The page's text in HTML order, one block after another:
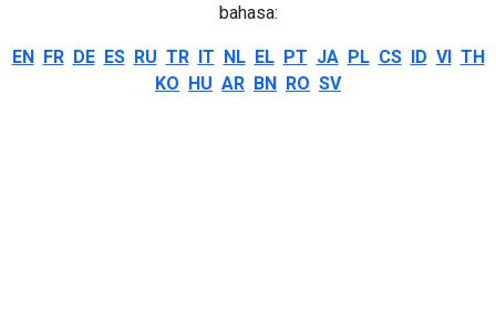
bahasa:
EN FR DE ES RU TR IT NL EL PT JA PL CS ID VI TH
KO HU AR BN RO SV